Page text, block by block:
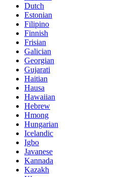
Dutch
Estonian
Filipino
Finnish
Frisian
Galician
Georgian
Gujarati
Haitian
Hausa
Hawaiian
Hebrew
Hmong
Hungarian
Icelandic
Igbo
Javanese
Kannada
Kazakh